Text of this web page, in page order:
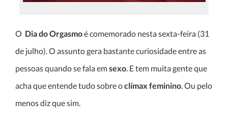
O Dia do Orgasmoé comemorado nesta sexta-feira (31
de julho). O assunto gera bastante curiosidade entre as
pessoas quando se fala emsexo. E tem muita gente que
acha que entende tudo sobre oclímax feminino. Ou pelo
menos diz que sim.